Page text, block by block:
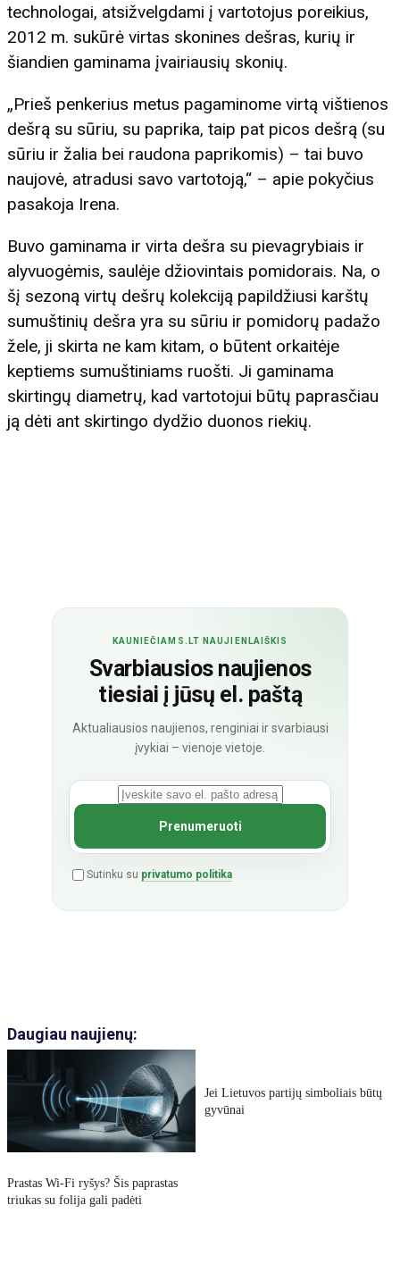
technologai, atsižvelgdami į vartotojus poreikius,
2012 m. sukūrė virtas skonines dešras, kurių ir
šiandien gaminama įvairiausių skonių.
„Prieš penkerius metus pagaminome virtą vištienos
dešrą su sūriu, su paprika, taip pat picos dešrą (su
sūriu ir žalia bei raudona paprikomis) – tai buvo
naujovė, atradusi savo vartotoją,“ – apie pokyčius
pasakoja Irena.
Buvo gaminama ir virta dešra su pievagrybiais ir
alyvuogėmis, saulėje džiovintais pomidorais. Na, o
šį sezoną virtų dešrų kolekciją papildžiusi karštų
sumuštinių dešra yra su sūriu ir pomidorų padažo
žele, ji skirta ne kam kitam, o būtent orkaitėje
keptiems sumuštiniams ruošti. Ji gaminama
skirtingų diametrų, kad vartotojui būtų paprasčiau
ją dėti ant skirtingo dydžio duonos riekių.
KAUNIEČIAMS.LT NAUJIENLAIŠKIS
Svarbiausios naujienos
tiesiai į jūsų el. paštą
Aktualiausios naujienos, renginiai ir svarbiausi
įvykiai – vienoje vietoje.
Sutinku su privatumo politika
Daugiau naujienų:
Prastas Wi-Fi ryšys? Šis paprastas
triukas su folija gali padėti
Jei Lietuvos partijų simboliais būtų
gyvūnai